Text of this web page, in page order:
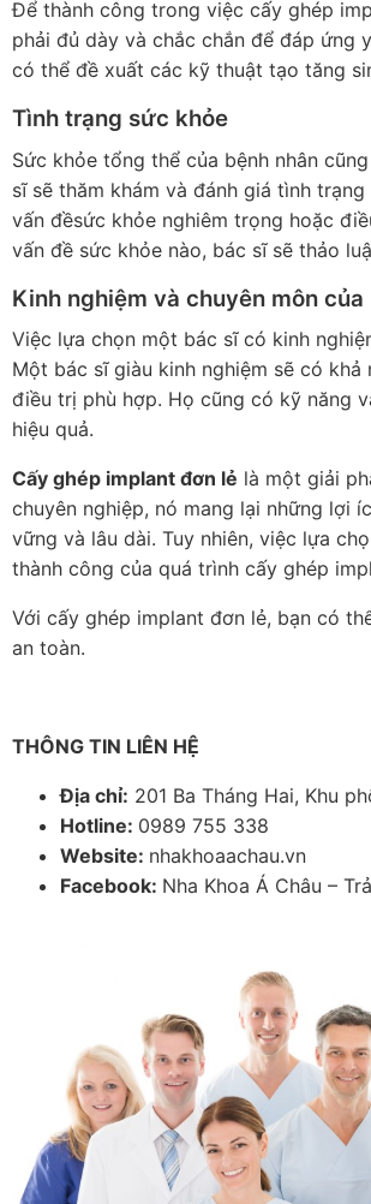
Để thành công trong việc cấy ghép
phải đủ dày và chắc chắn để đáp ứng
có thể đề xuất các kỹ thuật tạo tăng
Tình trạng sức khỏe
Sức khỏe tổng thể của bệnh nhân
sĩ sẽ thăm khám và đánh giá tình
vấn đềsức khỏe nghiêm trọng hoặc
vấn đề sức khỏe nào, bác sĩ sẽ thảo
Kinh nghiệm và chuyên môn của
Việc lựa chọn một bác sĩ có kinh
Một bác sĩ giàu kinh nghiệm sẽ có
điều trị phù hợp. Họ cũng có kỹ năng
hiệu quả.
Cấy ghép implant đơn lẻ là một giải
chuyên nghiệp, nó mang lại những lợi
vững và lâu dài. Tuy nhiên, việc lựa
thành công của quá trình cấy ghép
Với cấy ghép implant đơn lẻ, bạn có
an toàn.
THÔNG TIN LIÊN HỆ
Địa chỉ: 201 Ba Tháng Hai, Khu
Hotline: 0989 755 338
Website: nhakhoaachau.vn
Facebook: Nha Khoa Á Châu –